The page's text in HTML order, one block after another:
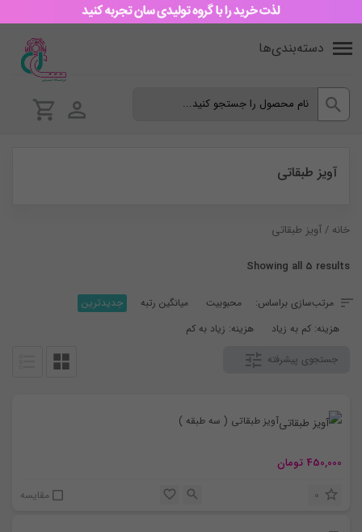
دسته‌بندی‌ها
آویز طبقاتی
خانه / آویز طبقاتی
Showing all 5 results
مرتب‌سازی براساس: محبوبیت میانگین رتبه
جدیدترین
هزینه: کم به زیاد
هزینه: زیاد به کم
جستجوی پیشرفته
آویز طبقاتی ( سه طبقه )
450,000 تومان
0
مقایسه